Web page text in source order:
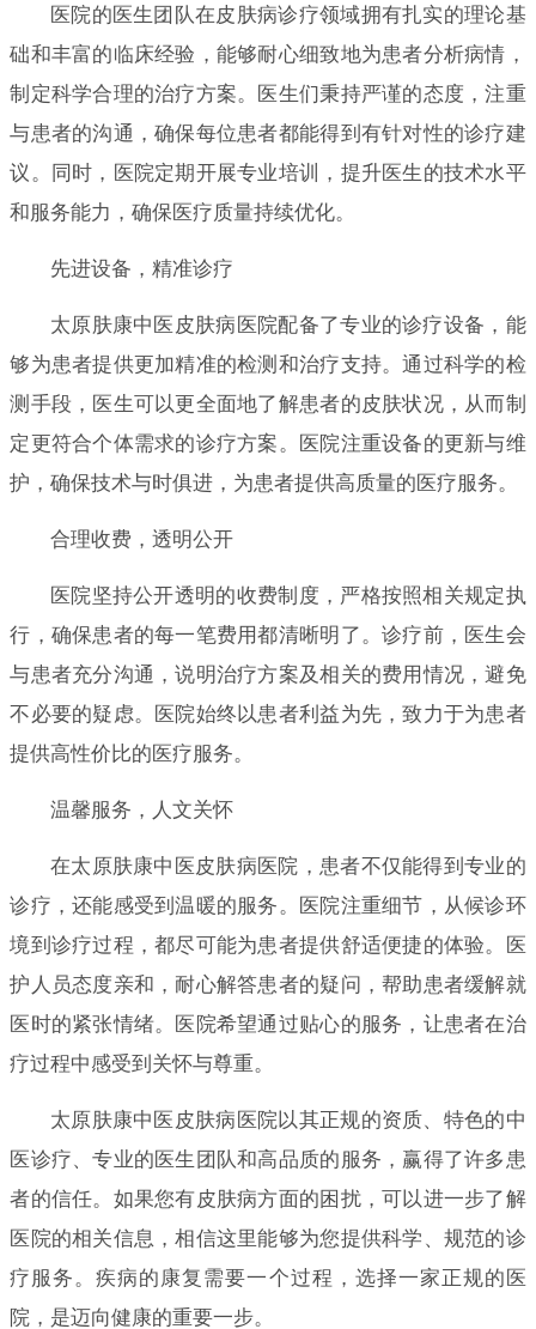
医院的医生团队在皮肤病诊疗领域拥有扎实的理论基
础和丰富的临床经验，能够耐心细致地为患者分析病情，
制定科学合理的治疗方案。医生们秉持严谨的态度，注重
与患者的沟通，确保每位患者都能得到有针对性的诊疗建
议。同时，医院定期开展专业培训，提升医生的技术水平
和服务能力，确保医疗质量持续优化。
先进设备，精准诊疗
太原肤康中医皮肤病医院配备了专业的诊疗设备，能
够为患者提供更加精准的检测和治疗支持。通过科学的检
测手段，医生可以更全面地了解患者的皮肤状况，从而制
定更符合个体需求的诊疗方案。医院注重设备的更新与维
护，确保技术与时俱进，为患者提供高质量的医疗服务。
合理收费，透明公开
医院坚持公开透明的收费制度，严格按照相关规定执
行，确保患者的每一笔费用都清晰明了。诊疗前，医生会
与患者充分沟通，说明治疗方案及相关的费用情况，避免
不必要的疑虑。医院始终以患者利益为先，致力于为患者
提供高性价比的医疗服务。
温馨服务，人文关怀
在太原肤康中医皮肤病医院，患者不仅能得到专业的
诊疗，还能感受到温暖的服务。医院注重细节，从候诊环
境到诊疗过程，都尽可能为患者提供舒适便捷的体验。医
护人员态度亲和，耐心解答患者的疑问，帮助患者缓解就
医时的紧张情绪。医院希望通过贴心的服务，让患者在治
疗过程中感受到关怀与尊重。
太原肤康中医皮肤病医院以其正规的资质、特色的中
医诊疗、专业的医生团队和高品质的服务，赢得了许多患
者的信任。如果您有皮肤病方面的困扰，可以进一步了解
医院的相关信息，相信这里能够为您提供科学、规范的诊
疗服务。疾病的康复需要一个过程，选择一家正规的医
院，是迈向健康的重要一步。